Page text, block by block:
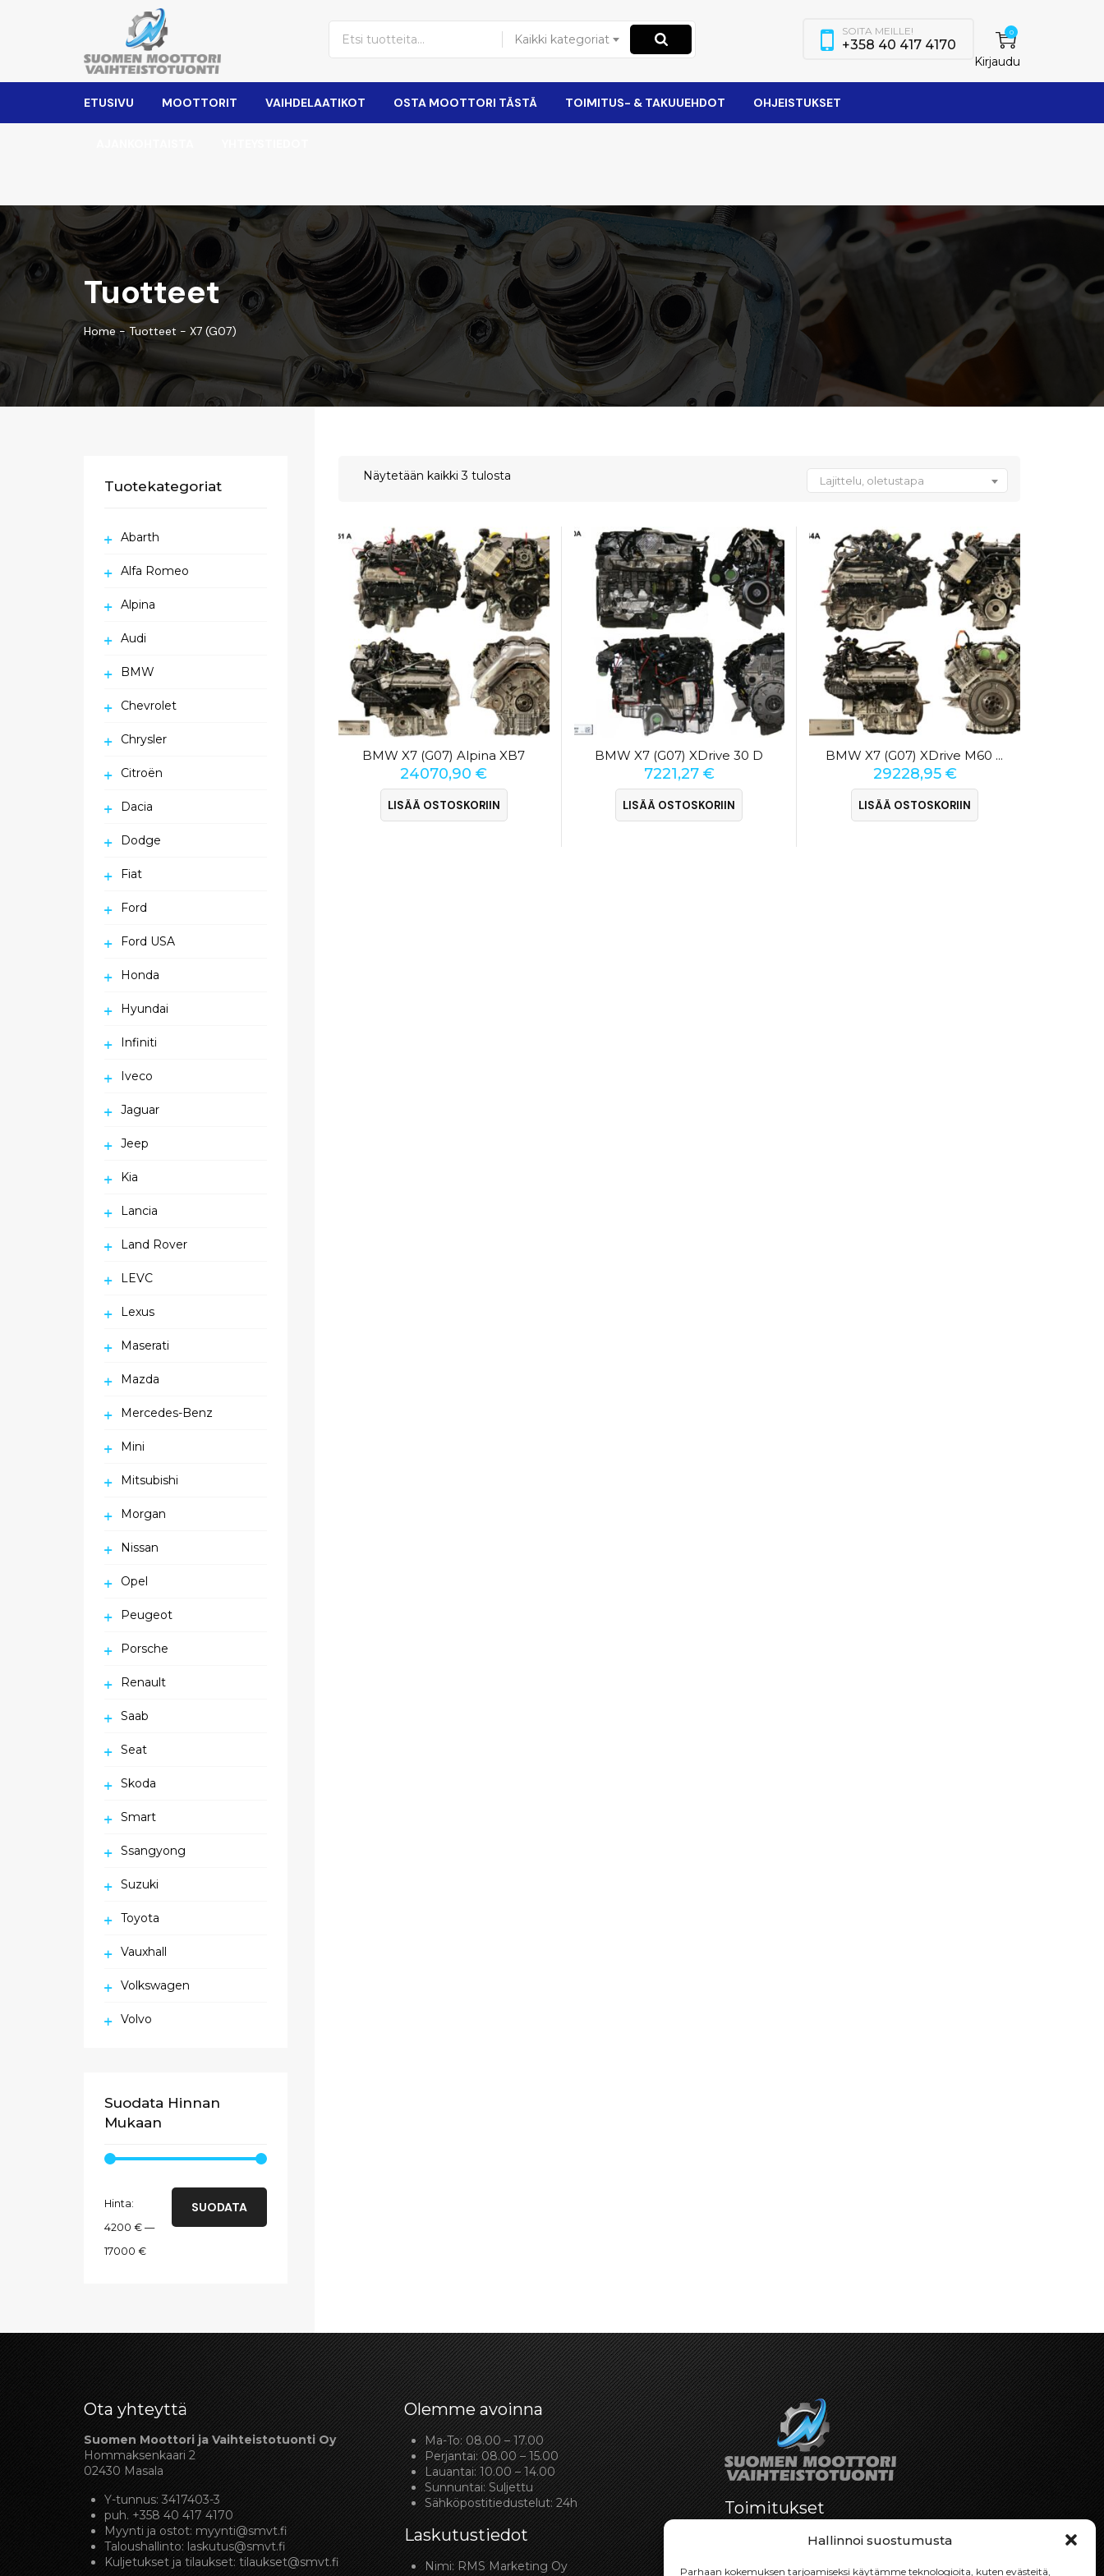
Hallinnoi suostumusta
Parhaan kokemuksen tarjoamiseksi käytämme teknologioita, kuten evästeitä,
Kaikki kategoriat 0
Kirjaudu
SOITA MEILLE!
+358 40 417 4170
ETUSIVU MOOTTORIT VAIHDELAATIKOT OSTA MOOTTORI TÄSTÄ TOIMITUS- & TAKUUEHDOT OHJEISTUKSET
Tuotteet
Home-Tuotteet - X7 (G07)
Näytetään kaikki 3 tulosta Lajittelu, oletustapa
BMW X7 (G07) Alpina XB7
24070,90€
LISÄÄ OSTOSKORIIN
BMW X7 (G07) XDrive 30 D
7221,27 €
LISÄÄ OSTOSKORIIN
BMW X7 (G07) XDrive M60 I Mild Hybrid
29228,95 €
LISÄÄ OSTOSKORIIN
Tuotekategoriat
Abarth
Alfa Romeo
Alpina
Audi
BMW
Chevrolet
Chrysler
Citroën
Dacia
Dodge
Fiat
Ford
Ford USA
Honda
Hyundai
Infiniti
Iveco
Jaguar
Jeep
Kia
Lancia
Land Rover
LEVC
Lexus
Maserati
Mazda
Mercedes-Benz
Mini
Mitsubishi
Morgan
Nissan
Opel
Peugeot
Porsche
Renault
Saab
Seat
Skoda
Smart
Ssangyong
Suzuki
Toyota
Vauxhall
Volkswagen
Volvo
Suodata Hinnan
Mukaan
Minimihinta
Maksimihinta SUODATA
Hinta:
4200 € —
17000 €
Ota yhteyttä
Suomen Moottori ja Vaihteistotuonti Oy
Hommaksenkaari 2
02430 Masala
Y-tunnus: 3417403-3
puh. +358 40 417 4170
Myynti ja ostot: myynti@smvt.fi
Taloushallinto: laskutus@smvt.fi
Kuljetukset ja tilaukset: tilaukset@smvt.fi
Olemme avoinna
Ma-To: 08.00 – 17.00
Perjantai: 08.00 – 15.00
Lauantai: 10.00 – 14.00
Sunnuntai: Suljettu
Sähköpostitiedustelut: 24h
Laskutustiedot
Nimi: RMS Marketing Oy
Toimitukset
Toimitamme osat perille toimitusperiaatteella
haluaa tilaamansa osan toimitettavan.